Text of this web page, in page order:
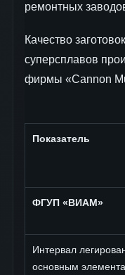
ремонтных
Качество
суперсплавов
фирмы «Cannon
Показатель
ФГУП «ВИАМ»
Интервал
основным